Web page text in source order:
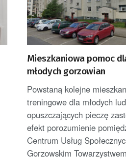
Mieszkaniowa pomoc
młodych gorzowian
Powstaną kolejne
treningowe dla młodych
opuszczających pieczę
efekt porozumienie
Centrum Usług
Gorzowskim